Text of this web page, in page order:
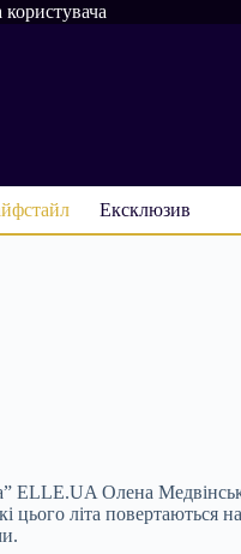
користувача
Ексклюзив
ELLE.UA Олена
літа повертаються